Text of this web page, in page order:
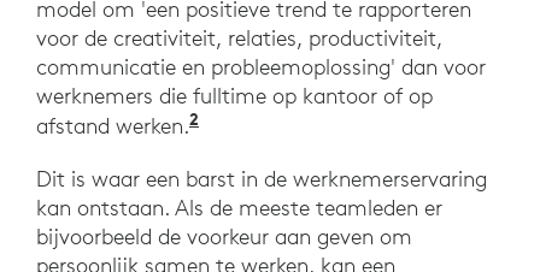
model om 'een positieve trend te rapporteren
voor de creativiteit, relaties, productiviteit,
communicatie en probleemoplossing' dan voor
werknemers die fulltime op kantoor of op
afstand werken.2
Dit is waar een barst in de werknemerservaring
kan ontstaan. Als de meeste teamleden er
bijvoorbeeld de voorkeur aan geven om
persoonlijk samen te werken, kan een